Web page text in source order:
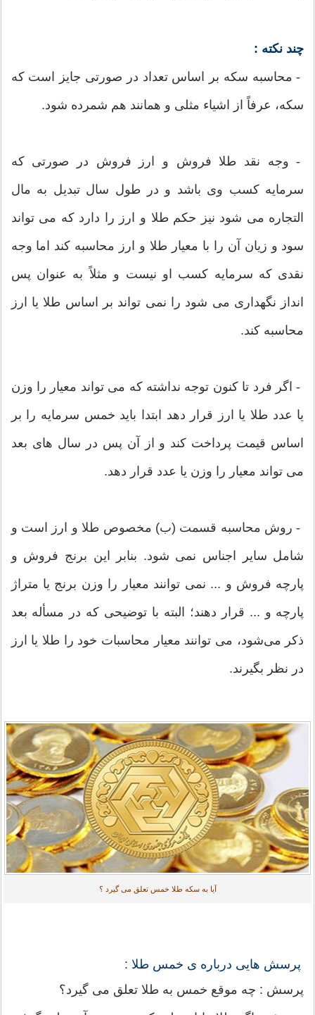
چند نکته :
- محاسبه سکه بر اساس تعداد در صورتی جایز است که
سکه، عرفاً از اشیاء مثلی و همانند هم شمرده شود.
- وجه نقد طلا فروش و ارز فروش در صورتی که
سرمایه کسب وی باشد و در طول سال تبدیل به مال
التجاره می شود نیز حکم طلا و ارز را دارد که می تواند
سود و زیان آن را با معیار طلا و ارز محاسبه کند اما وجه
نقدی که سرمایه کسب او نیست و مثلاً به عنوان پس
انداز نگهداری می شود را نمی تواند بر اساس طلا یا ارز
محاسبه کند.
- اگر فرد تا کنون توجه نداشته که می تواند معیار را وزن
یا عدد طلا یا ارز قرار دهد ابتدا باید خمس سرمایه را بر
اساس قیمت پرداخت کند و از آن پس در سا‌ل های بعد
می تواند معیار را وزن یا عدد قرار دهد.
- روش محاسبه قسمت (ب) مخصوص طلا و ارز است و
شامل سایر اجناس نمی شود. بنابر این برنج فروش و
پارچه فروش و ... نمی توانند معیار را وزن برنج یا متراژ
پارچه و ... قرار دهند؛ البته با توضیحی که در مسأله بعد
ذکر می‌شود، می توانند معیار محاسبات خود را طلا یا ارز
در نظر بگیرند.
آیا به سکه طلا خمس تعلق می گیرد ؟
پرسش هایی درباره ی خمس طلا :
پرسش : چه موقع خمس به طلا تعلق می گیرد؟